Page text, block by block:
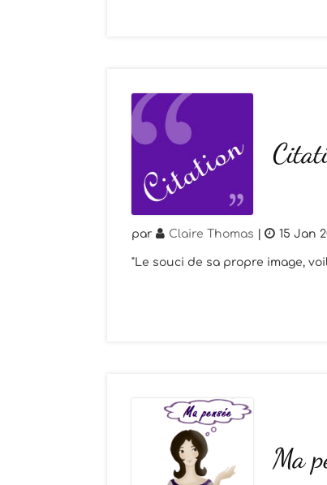
par Claire Thomas | 15 Jan
"Le souci de sa propre image,
Ma